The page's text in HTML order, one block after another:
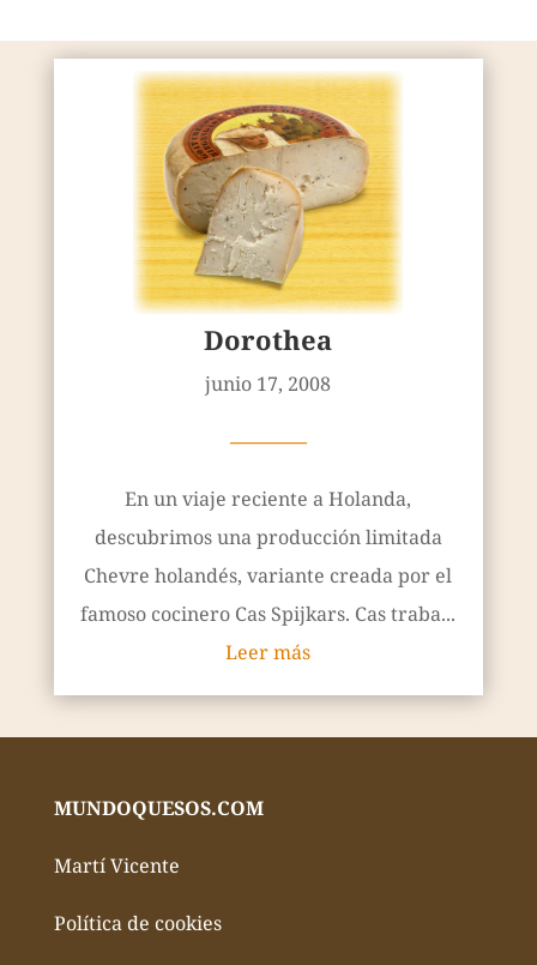
Dorothea
junio 17, 2008
————
En un viaje reciente a Holanda,
descubrimos una producción limitada
Chevre holandés, variante creada por el
famoso cocinero Cas Spijkars. Cas traba...
Leer más
MUNDOQUESOS.COM
Martí Vicente
Política de cookies